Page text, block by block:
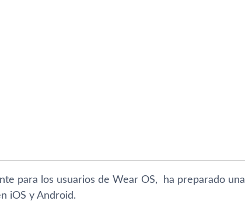
para los usuarios de Wear OS, ha preparado una
iOS y Android.